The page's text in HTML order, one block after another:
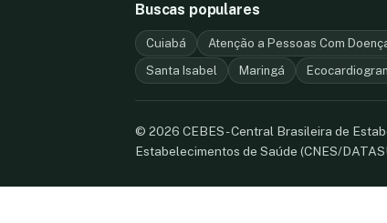
Buscas populares
Cuiabá Atenção a Pessoas Com
Santa Isabel
Maringá
© 2026 CEBES - Central Brasileira de
Estabelecimentos de Saúde (CNES/